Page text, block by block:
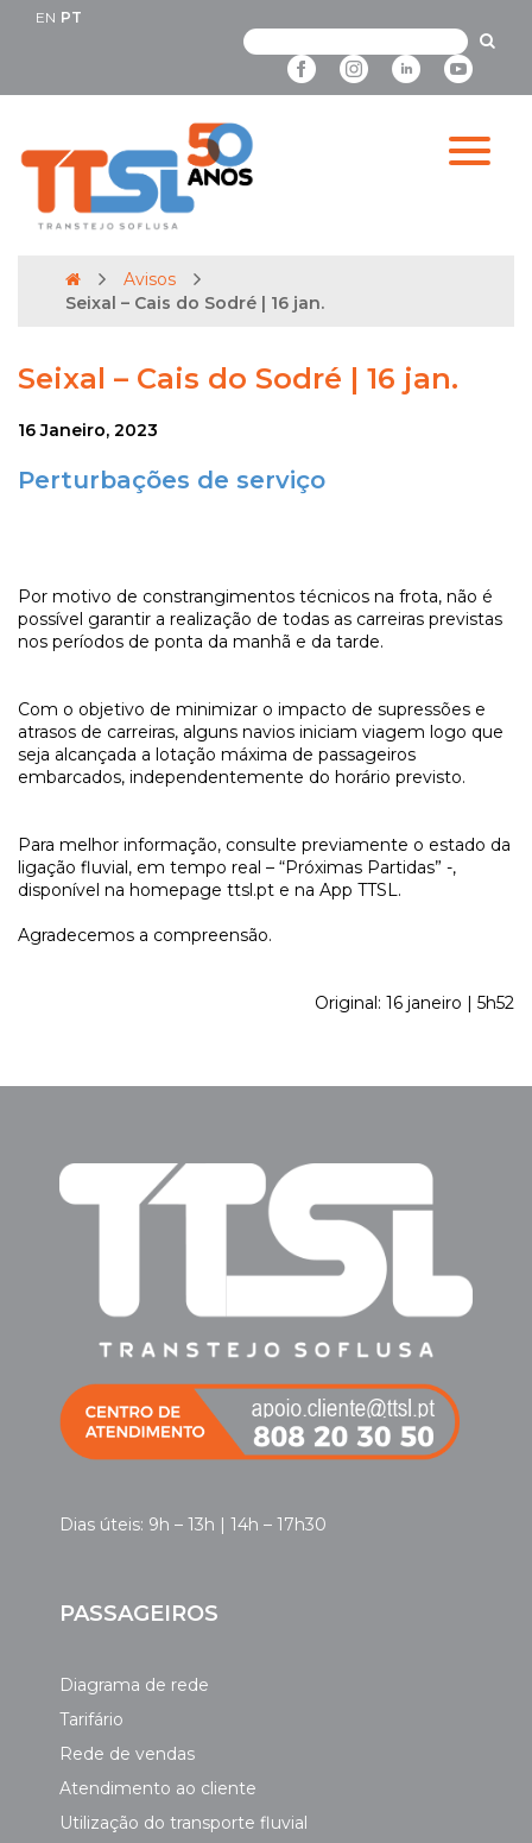
EN PT
Avisos
Seixal – Cais do Sodré | 16 jan.
Seixal – Cais do Sodré | 16 jan.
16 Janeiro, 2023
Perturbações de serviço
Por motivo de constrangimentos técnicos na frota, não é
possível garantir a realização de todas as carreiras previstas
nos períodos de ponta da manhã e da tarde.
Com o objetivo de minimizar o impacto de supressões e
atrasos de carreiras, alguns navios iniciam viagem logo que
seja alcançada a lotação máxima de passageiros
embarcados, independentemente do horário previsto.
Para melhor informação, consulte previamente o estado da
ligação fluvial, em tempo real – “Próximas Partidas” -,
disponível na homepage ttsl.pt e na App TTSL.
Agradecemos a compreensão.
Original: 16 janeiro | 5h52
Dias úteis: 9h – 13h | 14h – 17h30
PASSAGEIROS
Diagrama de rede
Tarifário
Rede de vendas
Atendimento ao cliente
Utilização do transporte fluvial